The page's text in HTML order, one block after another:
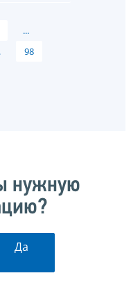
...
98
нужную
Да